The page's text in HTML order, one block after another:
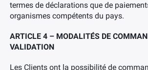
termes de déclarations que de
organismes compétents du pays.
ARTICLE 4 – MODALITÉS DE
VALIDATION
Les Clients ont la possibilité de